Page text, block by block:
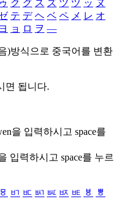
ゥ ク グ ス ズ ツ ヅ ッ ヌ
テ デ ヘ ベ ペ メ レ オ
ヨ ョ ロ ヲ ―
)방식으로 중국어를 변환
면 됩니다.
을 입력하시고 space를
입력하시고 space를 누르
ㅱ ㅲ ㅳ ㅴ ㅵ ㅶ ㅷ ㅸ
ㅹ